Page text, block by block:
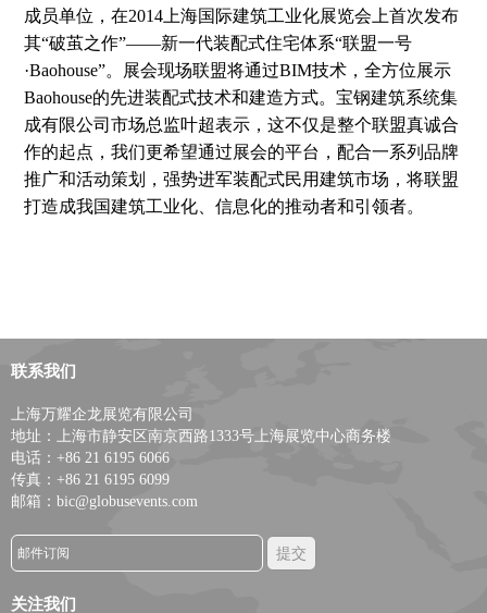
成员单位，在2014上海国际建筑工业化展览会上首次发布
其“破茧之作”——新一代装配式住宅体系“联盟一号
·Baohouse”。展会现场联盟将通过BIM技术，全方位展示
Baohouse的先进装配式技术和建造方式。宝钢建筑系统集
成有限公司市场总监叶超表示，这不仅是整个联盟真诚合
作的起点，我们更希望通过展会的平台，配合一系列品牌
推广和活动策划，强势进军装配式民用建筑市场，将联盟
打造成我国建筑工业化、信息化的推动者和引领者。
联系我们
上海万耀企龙展览有限公司
地址：上海市静安区南京西路1333号上海展览中心商务楼
电话：+86 21 6195 6066
传真：+86 21 6195 6099
邮箱：bic@globusevents.com
关注我们